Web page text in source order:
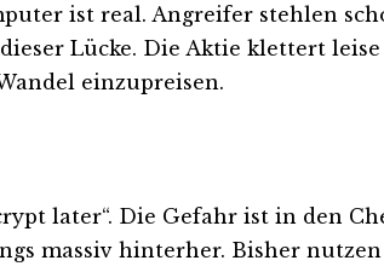
ist real. Angreifer stehlen
Lücke. Die Aktie klettert
einzupreisen.
later“. Die Gefahr ist in den
massiv hinterher. Bisher